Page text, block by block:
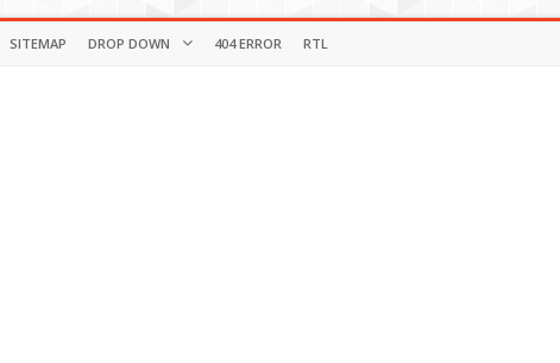
SITEMAP DROP DOWN 404 ERROR RTL